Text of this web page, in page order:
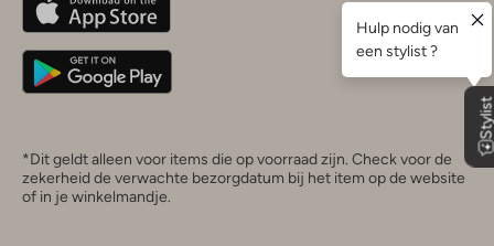
Deutschland
*Dit geldt alleen voor items die op voorraad zijn. Check voor de
zekerheid de verwachte bezorgdatum bij het item op de website
of in je winkelmandje.